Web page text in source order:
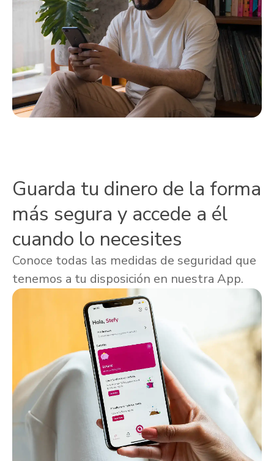
Guarda tu dinero de la forma
más segura y accede a él
cuando lo necesites
Conoce todas las medidas de seguridad que
tenemos a tu disposición en nuestra App.